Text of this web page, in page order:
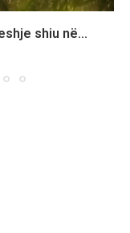
shiu në...